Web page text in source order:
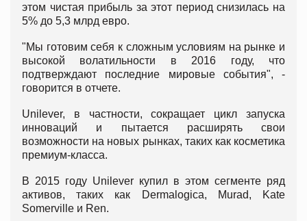
этом чистая прибыль за этот период снизилась на
5% до 5,3 млрд евро.
"Мы готовим себя к сложным условиям на рынке и
высокой волатильности в 2016 году, что
подтверждают последние мировые события", -
говорится в отчете.
Unilever, в частности, сокращает цикл запуска
инноваций и пытается расширять свои
возможности на новых рынках, таких как косметика
премиум-класса.
В 2015 году Unilever купил в этом сегменте ряд
активов, таких как Dermalogica, Murad, Kate
Somerville и Ren.